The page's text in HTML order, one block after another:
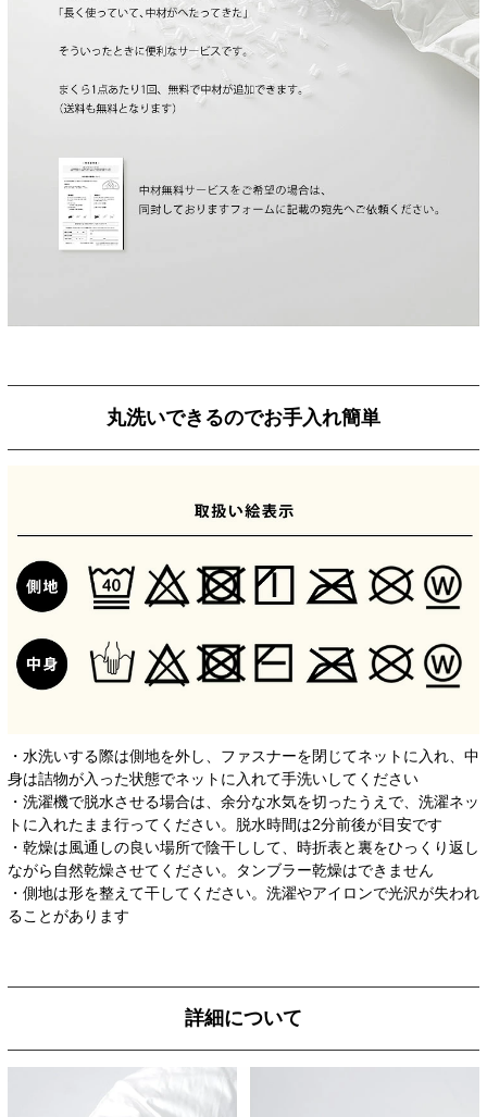
丸洗いできるのでお手入れ簡単
・水洗いする際は側地を外し、ファスナーを閉じてネットに入れ、中
身は詰物が入った状態でネットに入れて手洗いしてください
・洗濯機で脱水させる場合は、余分な水気を切ったうえで、洗濯ネッ
トに入れたまま行ってください。脱水時間は2分前後が目安です
・乾燥は風通しの良い場所で陰干しして、時折表と裏をひっくり返し
ながら自然乾燥させてください。タンブラー乾燥はできません
・側地は形を整えて干してください。洗濯やアイロンで光沢が失われ
ることがあります
詳細について